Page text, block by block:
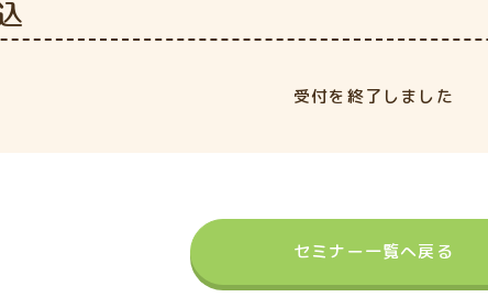
受付を終了しました
セミナー一覧へ戻る